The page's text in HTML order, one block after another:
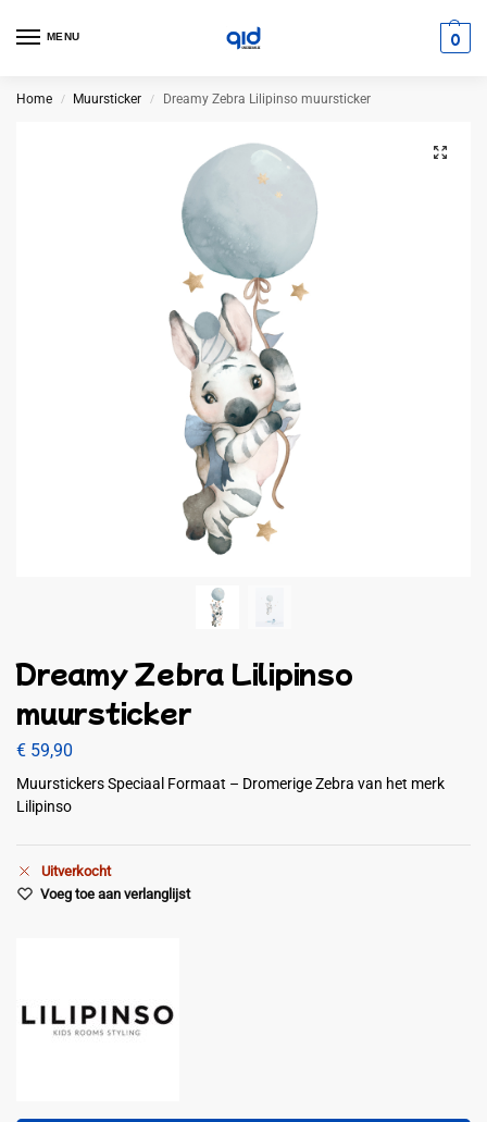
MENU 0
Home / Muursticker / Dreamy Zebra Lilipinso muursticker
Dreamy Zebra Lilipinso
muursticker
€ 59,90
Muurstickers Speciaal Formaat – Dromerige Zebra van het merk
Lilipinso
Uitverkocht
Voeg toe aan verlanglijst